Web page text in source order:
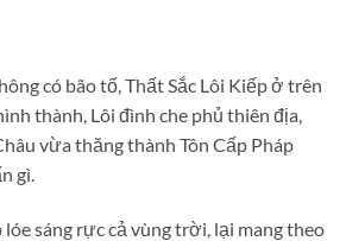
có bão tố, Thất Sắc Lôi Kiếp ở trên
thành, Lôi đình che phủ thiên địa,
vừa thăng thành Tôn Cấp Pháp
gì.
sáng rực cả vùng trời, lại mang theo